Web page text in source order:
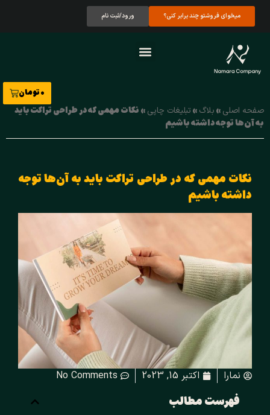
میخوای فروشتو چند برابر کنی؟ ورود/ثبت نام
0تومان
صفحه اصلی»بلاگ»تبلیغات چاپی»نکات مهمی که در طراحی تراکت باید
به آن‌ها توجه داشته باشیم
نکات مهمی که در طراحی تراکت باید به آن‌ها توجه
داشته باشیم
نمارا اکتبر 15, 2023 No Comments
فهرست مطالب